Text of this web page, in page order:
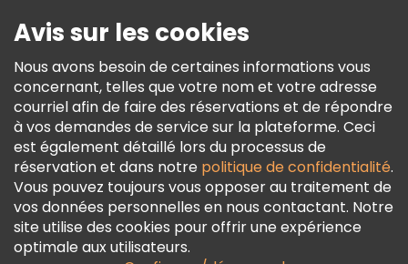
Conditions Générales Et Mentions Légales
Politique En Matière De Cookies
Freetour Prix
Programme De Fidélité
Avis sur les cookies
Nous avons besoin de certaines informations vous
concernant, telles que votre nom et votre adresse
courriel afin de faire des réservations et de répondre
à vos demandes de service sur la plateforme. Ceci
est également détaillé lors du processus de
réservation et dans notre politique de confidentialité.
Vous pouvez toujours vous opposer au traitement de
vos données personnelles en nous contactant. Notre
site utilise des cookies pour offrir une expérience
optimale aux utilisateurs.